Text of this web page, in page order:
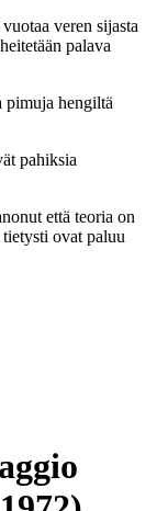
veren sijasta
palava
pimuja hengiltä
pahiksia
että teoria on
ovat paluu